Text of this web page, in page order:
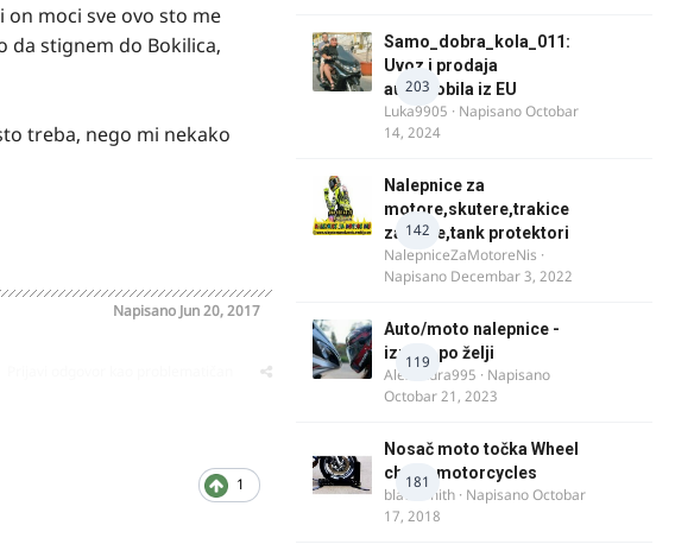
on moci sve ovo sto me
da stignem do Bokilica,
treba, nego mi nekako
Napisano Jun 20, 2017
1
203
Samo_dobra_kola_011:
Uvoz i prodaja
automobila iz EU
Luka9905 · NapisanoOctobar
14, 2024
142
Nalepnice za
motore,skutere,trakice
za felne,tank protektori
NalepniceZaMotoreNis ·
Napisano Decembar 3, 2022
119
Auto/moto nalepnice -
izrada po želji
Alexandra995 · Napisano
Octobar 21, 2023
181
Nosač moto točka Wheel
chock motorcycles
blacksmith · NapisanoOctobar
17, 2018